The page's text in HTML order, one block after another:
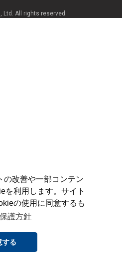
の改善や一部コンテン
を利用します。サイト
の使用に同意するも
護方針
する
Ltd. All rights reserved.